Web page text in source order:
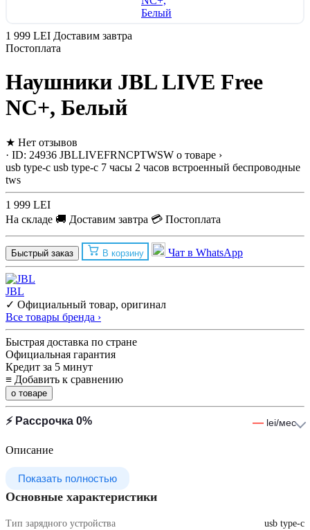
1 999 LEI Доставим завтра
Постоплата
Наушники JBL LIVE Free
NC+, Белый
★ Нет отзывов
· ID: 24936 JBLLIVEFRNCPTWSW о товаре ›
usb type-c usb type-c 7 часы 2 часов встроенный беспроводные
tws
1 999 LEI
На складе 🚚 Доставим завтра 💳 Постоплата
Быстрый заказ В корзину Чат в WhatsApp
JBL
✓ Официальный товар, оригинал
Все товары бренда ›
Быстрая доставка по стране
Официальная гарантия
Кредит за 5 минут
≡ Добавить к сравнению
о товаре
⚡ Рассрочка 0% — lei/мес
Описание
Показать полностью
Основные характеристики
Тип зарядного устройства usb type-c